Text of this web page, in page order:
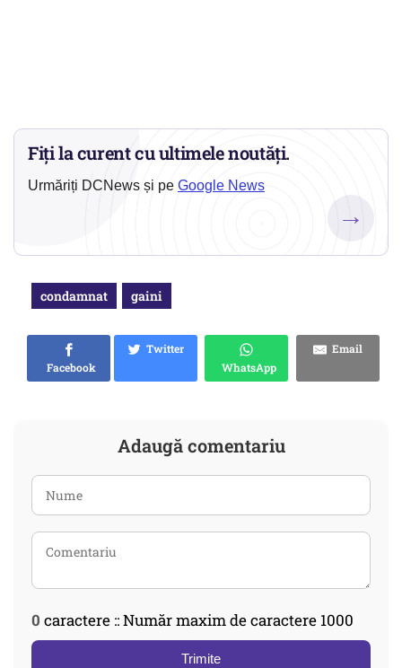
Fiți la curent cu ultimele noutăți.
Urmăriți DCNews și pe Google News
→
condamnat gaini
Facebook
Twitter
WhatsApp
Email
Adaugă comentariu
0 caractere :: Număr maxim de caractere 1000
Trimite